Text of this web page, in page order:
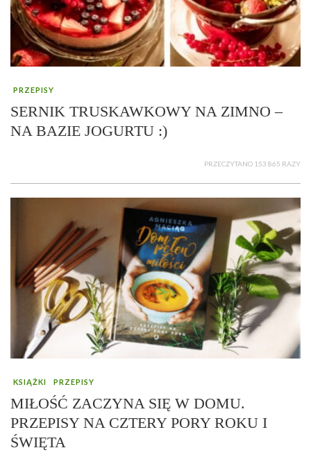
PRZEPISY
SERNIK TRUSKAWKOWY NA ZIMNO –
NA BAZIE JOGURTU :)
PRZECZYTANO 153 865 RAZY
KSIĄŻKI PRZEPISY
MIŁOŚĆ ZACZYNA SIĘ W DOMU.
PRZEPISY NA CZTERY PORY ROKU I
ŚWIĘTA